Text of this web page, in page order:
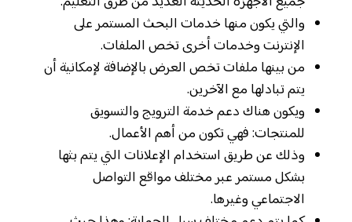
والتي يكون منها خدمات البحث المستمر على
الإنترنت وخدمات أخرى تخص الملفات.
من بينها ملفات تخص العرض بالإضافة لإمكانية أن
يتم تبادلها مع الآخرين.
ويكون هناك دعم خدمة الترويج والتسويق
للمنتجات: فهي تكون من أهم الأعمال.
وذلك عن طريق استخدام الإعلانات التي يتم بثها
بشكل مستمر عبر مختلف مواقع التواصل
الاجتماعي وغيرها.